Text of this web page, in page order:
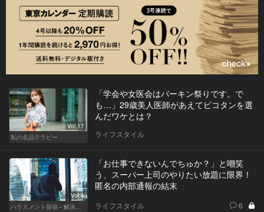
Vol.17
私の名品テラピー
「学会や女医会はバーキン祭りです。で
も…」29歳美人医師があえてピコタンを選
んだワケとは？
ライフスタイル
Vol.4
ハラスメント探偵～解決編～
「お仕事できないんでちゅか？」と嘲笑
う、スーパー上司のやりたい放題に限界！
匿名の内部通報の結末
ライフスタイル 6